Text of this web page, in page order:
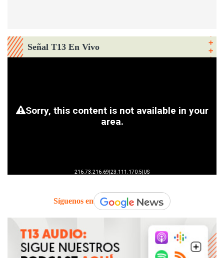
Señal T13 En Vivo
Síguenos en